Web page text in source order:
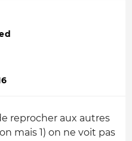
reprocher aux autres
mais 1) on ne voit pas